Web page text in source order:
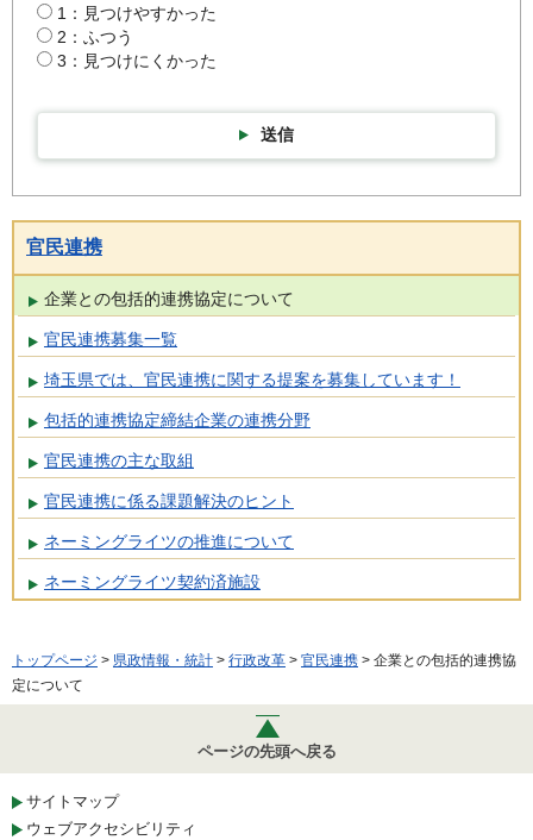
1：見つけやすかった
2：ふつう
3：見つけにくかった
送信
官民連携
企業との包括的連携協定について
官民連携募集一覧
埼玉県では、官民連携に関する提案を募集しています！
包括的連携協定締結企業の連携分野
官民連携の主な取組
官民連携に係る課題解決のヒント
ネーミングライツの推進について
ネーミングライツ契約済施設
トップページ > 県政情報・統計 > 行政改革 > 官民連携 > 企業との包括的連携協
定について
ページの先頭へ戻る
サイトマップ
ウェブアクセシビリティ